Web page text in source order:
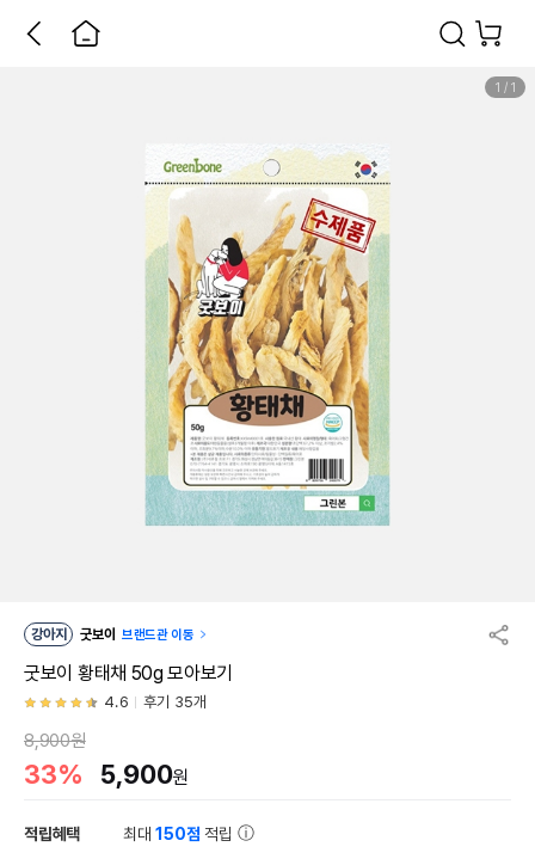
1 / 1
강아지 굿보이 브랜드관 이동
굿보이 황태채 50g 모아보기
4.6 후기 35개
8,900원
33% 5,900원
적립혜택 최대150점 적립